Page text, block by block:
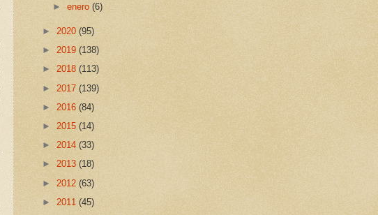
►enero(6)
► 2020 (95)
► 2019 (138)
► 2018 (113)
► 2017 (139)
► 2016 (84)
► 2015 (14)
► 2014 (33)
► 2013 (18)
► 2012 (63)
► 2011 (45)